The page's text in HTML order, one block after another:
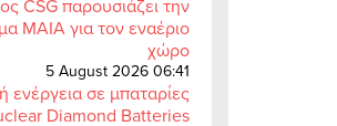
CSG παρουσιάζει την
MAIA για τον εναέριο
χώρο
5 August 2026 06:41
ενέργεια σε μπαταρίες
Diamond Batteries